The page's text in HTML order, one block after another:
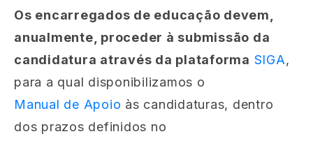
Os encarregados de educação devem,
anualmente, proceder à submissão da
candidatura através da plataforma SIGA,
para a qual disponibilizamos o
Manual de Apoio às candidaturas, dentro
dos prazos definidos no